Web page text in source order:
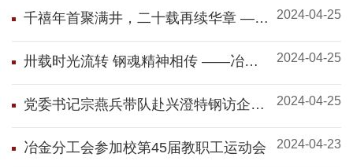
千禧年首聚满井，二十载再续华章 ——
冶金与生态工程学院举办2000级校友返
校座谈会
2024-04-25
卅载时光流转 钢魂精神相传 ——冶金
与生态工程学院举办1990级校友返校座
谈会
2024-04-25
党委书记宗燕兵带队赴兴澄特钢访企拓
岗洽谈合作
2024-04-25
冶金分工会参加校第45届教职工运动会 2024-04-23